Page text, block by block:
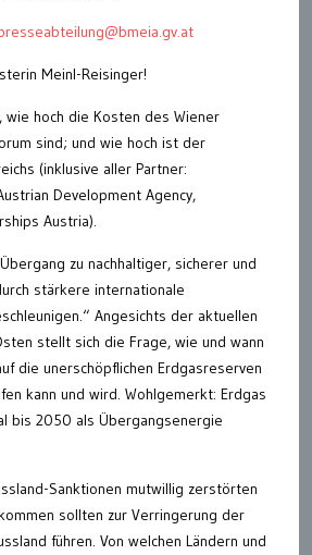
Meinl-Reisinger!
wie hoch die Kosten des Wiener
sind; und wie hoch ist der
(inklusive aller Partner:
Development Agency,
Austria).
zu nachhaltiger, sicherer und
stärkere internationale
Angesichts der aktuellen
stellt sich die Frage, wie und wann
die unerschöpflichen Erdgasreserven
kann und wird. Wohlgemerkt: Erdgas
bis 2050 als Übergangsenergie
Sanktionen mutwillig zerstörten
sollten zur Verringerung der
führen. Von welchen Ländern und